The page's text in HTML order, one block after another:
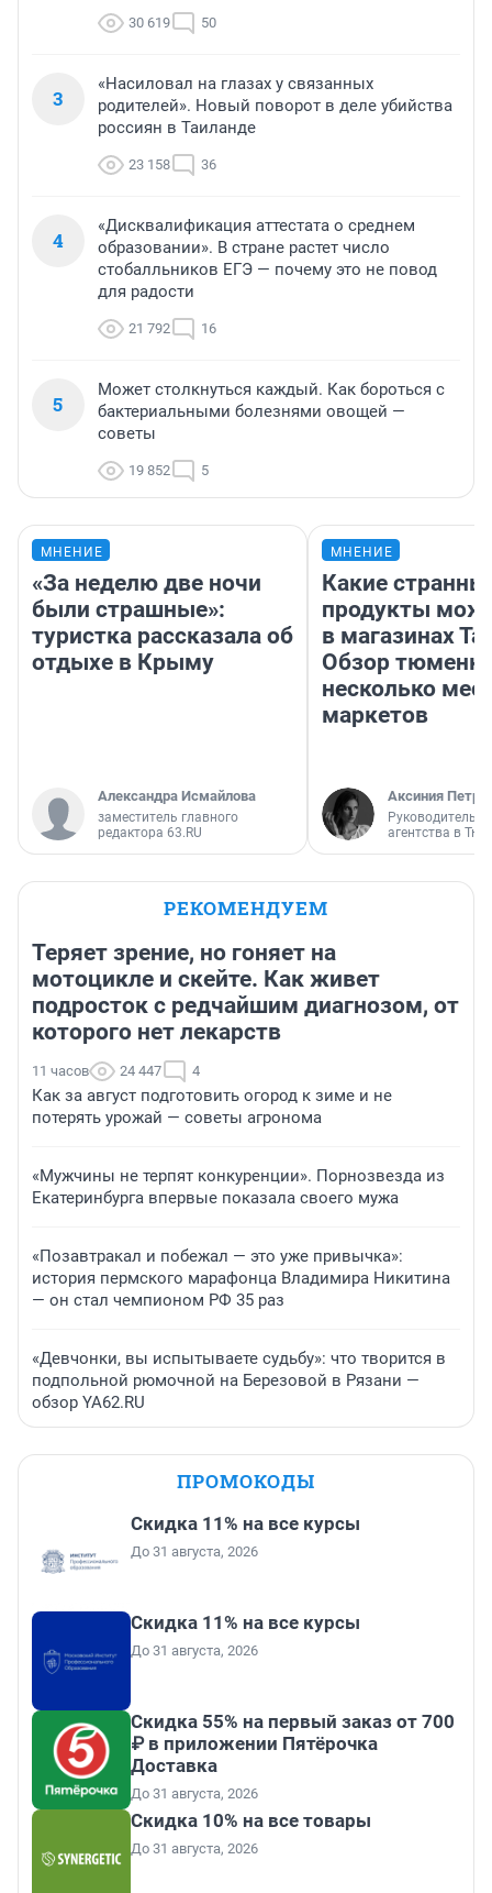
30 619 50
3
«Насиловал на глазах у связанных
родителей». Новый поворот в деле убийства
россиян в Таиланде
23 158 36
4
«Дисквалификация аттестата о среднем
образовании». В стране растет число
стобалльников ЕГЭ — почему это не повод
для радости
21 792 16
5
Может столкнуться каждый. Как бороться с
бактериальными болезнями овощей —
советы
19 852 5
МНЕНИЕ
«За неделю две ночи
были страшные»:
туристка рассказала об
отдыхе в Крыму
Александра Исмайлова
заместитель главного
редактора 63.RU
МНЕНИЕ
Какие
продукты
в магазинах
Обзор
несколько
маркетов
Аксиния
Руководитель
агентства в
РЕКОМЕНДУЕМ
Теряет зрение, но гоняет на
мотоцикле и скейте. Как живет
подросток с редчайшим диагнозом, от
которого нет лекарств
11 часов 24 447 4
Как за август подготовить огород к зиме и не
потерять урожай — советы агронома
«Мужчины не терпят конкуренции». Порнозвезда из
Екатеринбурга впервые показала своего мужа
«Позавтракал и побежал — это уже привычка»:
история пермского марафонца Владимира Никитина
— он стал чемпионом РФ 35 раз
«Девчонки, вы испытываете судьбу»: что творится в
подпольной рюмочной на Березовой в Рязани —
обзор YA62.RU
ПРОМОКОДЫ
Скидка 11% на все курсы
До 31 августа, 2026
Скидка 11% на все курсы
До 31 августа, 2026
Скидка 55% на первый заказ от 700
₽ в приложении Пятёрочка
Доставка
До 31 августа, 2026
Скидка 10% на все товары
До 31 августа, 2026